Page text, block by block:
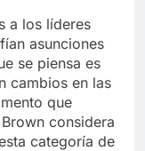
a los líderes
asunciones
se piensa es
cambios en las
que
considera
categoría de